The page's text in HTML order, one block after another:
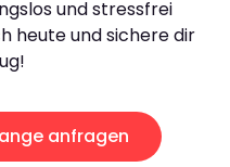
und stressfrei
heute und sichere dir
anfragen